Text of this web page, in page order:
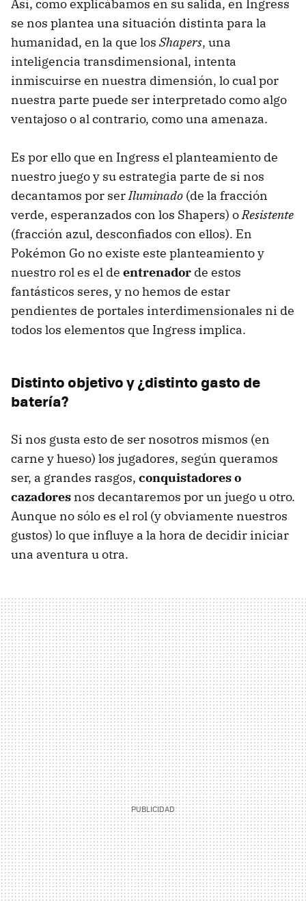
Así, como explicábamos en su salida, en Ingress
se nos plantea una situación distinta para la
humanidad, en la que los Shapers, una
inteligencia transdimensional, intenta
inmiscuirse en nuestra dimensión, lo cual por
nuestra parte puede ser interpretado como algo
ventajoso o al contrario, como una amenaza.
Es por ello que en Ingress el planteamiento de
nuestro juego y su estrategia parte de si nos
decantamos por serIluminado (de la fracción
verde, esperanzados con los Shapers) oResistente
(fracción azul, desconfiados con ellos). En
Pokémon Go no existe este planteamiento y
nuestro rol es el de entrenador de estos
fantásticos seres, y no hemos de estar
pendientes de portales interdimensionales ni de
todos los elementos que Ingress implica.
Distinto objetivo y ¿distinto gasto de
batería?
Si nos gusta esto de ser nosotros mismos (en
carne y hueso) los jugadores, según queramos
ser, a grandes rasgos, conquistadores o
cazadores nos decantaremos por un juego u otro.
Aunque no sólo es el rol (y obviamente nuestros
gustos) lo que influye a la hora de decidir iniciar
una aventura u otra.